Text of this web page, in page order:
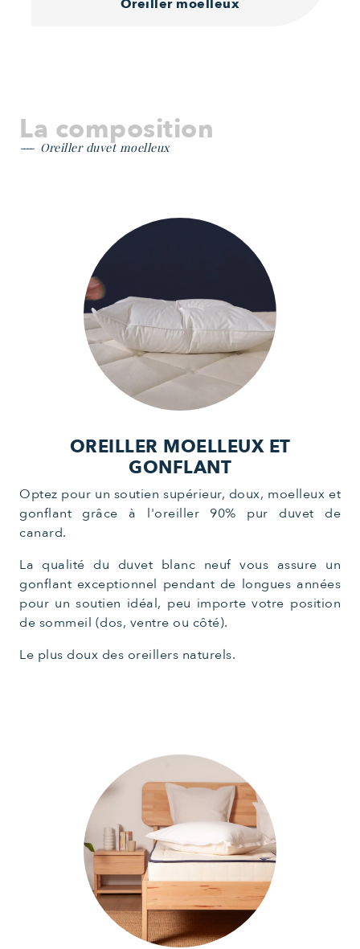
Oreiller moelleux
La composition
Oreiller duvet moelleux
OREILLER MOELLEUX ET
GONFLANT
Optez pour un soutien supérieur, doux, moelleux et
gonflant grâce à l'oreiller 90% pur duvet de
canard.
La qualité du duvet blanc neuf vous assure un
gonflant exceptionnel pendant de longues années
pour un soutien idéal, peu importe votre position
de sommeil (dos, ventre ou côté).
Le plus doux des oreillers naturels.